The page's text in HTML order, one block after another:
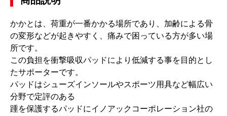
かかとは、荷重が一番かかる場所であり、加齢による骨
の変形などが起きやすく、痛みで困っている方が多い場
所です。
この負担を衝撃吸収パッドにより低減する事を目的とし
たサポーターです。
パッドはシューズインソールやスポーツ用具など幅広い
分野で定評のある
踵を保護するパッドにイノアックコーポレーション社の